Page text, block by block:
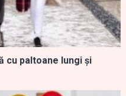
cu paltoane lungi și